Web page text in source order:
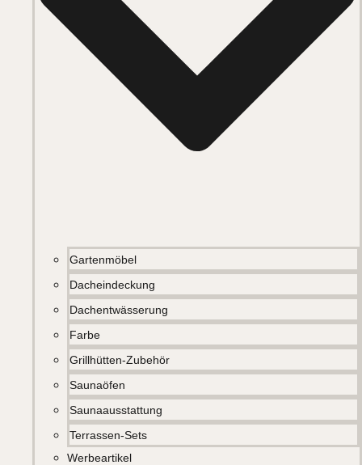
Gartenmöbel
Dacheindeckung
Dachentwässerung
Farbe
Grillhütten-Zubehör
Saunaöfen
Saunaausstattung
Terrassen-Sets
Werbeartikel